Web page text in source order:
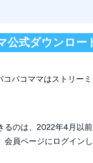
コパコママ公式のダウ
マ動画を保存できなく
料体験では何を確認で
別の端末へ移してもよ
公式ダウンロー
パコママはストリー
るのは、2022年4月以
会員ページにログイン